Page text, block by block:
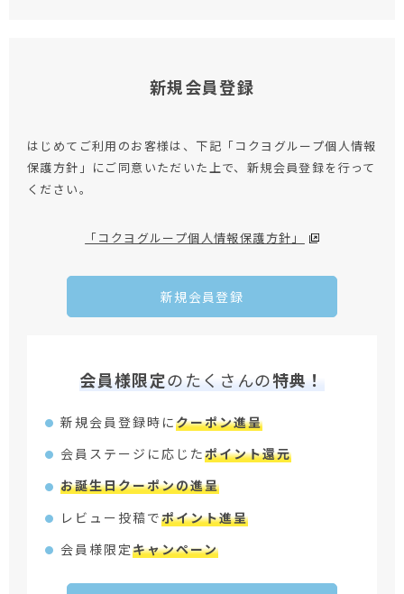
新規会員登録
はじめてご利用のお客様は、下記「コクヨグループ個人情報
保護方針」にご同意いただいた上で、新規会員登録を行って
ください。
「コクヨグループ個人情報保護方針」
新規会員登録
会員様限定のたくさんの特典！
新規会員登録時にクーポン進呈
会員ステージに応じたポイント還元
お誕生日クーポンの進呈
レビュー投稿でポイント進呈
会員様限定キャンペーン